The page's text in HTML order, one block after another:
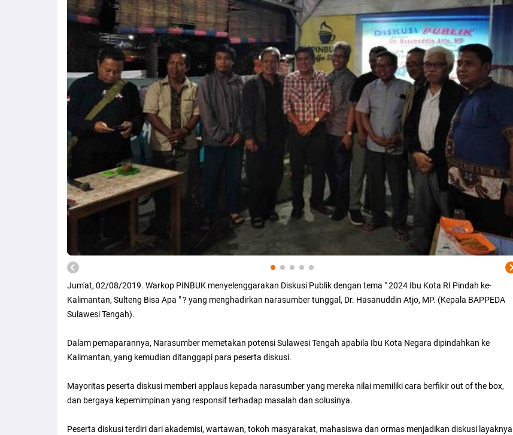
Jum'at, 02/08/2019. Warkop PINBUK menyelenggarakan Diskusi Publik dengan tema " 2024 Ibu Kota RI Pindah ke-
Kalimantan, Sulteng Bisa Apa " ? yang menghadirkan narasumber tunggal, Dr. Hasanuddin Atjo, MP. (Kepala BAPPEDA
Sulawesi Tengah).
Dalam pemaparannya, Narasumber memetakan potensi Sulawesi Tengah apabila Ibu Kota Negara dipindahkan ke
Kalimantan, yang kemudian ditanggapi para peserta diskusi.
Mayoritas peserta diskusi memberi applaus kepada narasumber yang mereka nilai memiliki cara berfikir out of the box,
dan bergaya kepemimpinan yang responsif terhadap masalah dan solusinya.
Peserta diskusi terdiri dari akademisi, wartawan, tokoh masyarakat, mahasiswa dan ormas menjadikan diskusi layaknya